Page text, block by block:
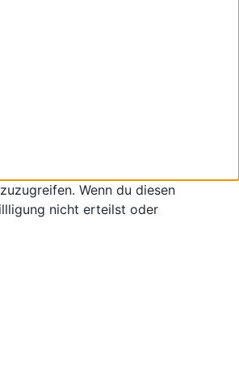
Wenn du diesen
nicht erteilst oder